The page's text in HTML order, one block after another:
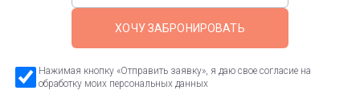
ХОЧУ ЗАБРОНИРОВАТЬ
Нажимая кнопку «Отправить заявку», я даю свое согласие на
обработку моих персональных данных